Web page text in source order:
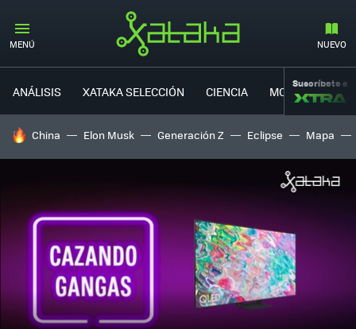
MENÚ NUEVO
ANÁLISIS XATAKA SELECCIÓN CIENCIA MOVILIDAD
Suscríbete a
HOY SE HABLA DE
China Elon Musk Generación Z Eclipse Mapa